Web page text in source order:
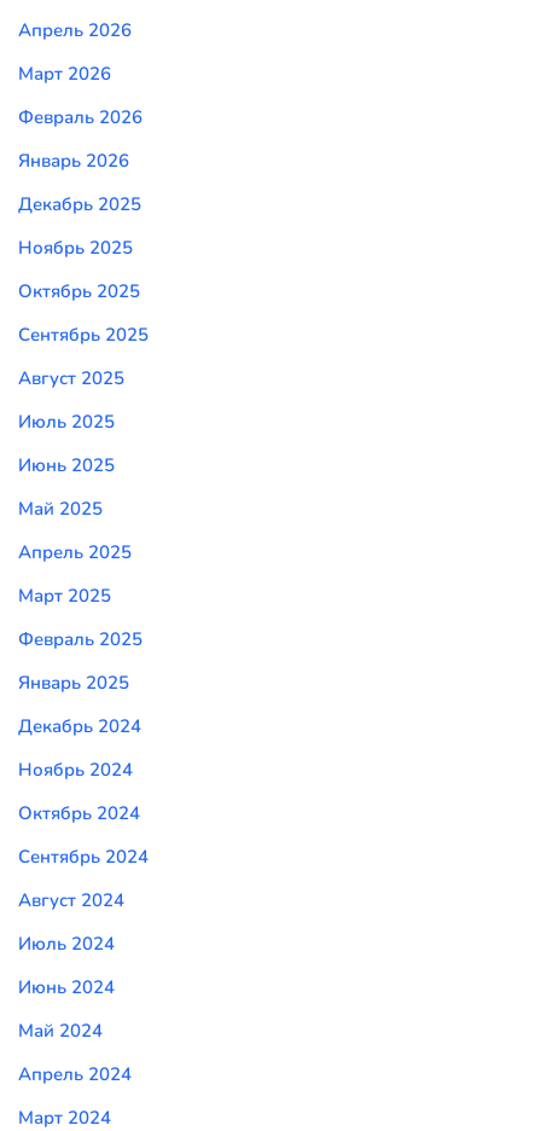
Апрель 2026
Март 2026
Февраль 2026
Январь 2026
Декабрь 2025
Ноябрь 2025
Октябрь 2025
Сентябрь 2025
Август 2025
Июль 2025
Июнь 2025
Май 2025
Апрель 2025
Март 2025
Февраль 2025
Январь 2025
Декабрь 2024
Ноябрь 2024
Октябрь 2024
Сентябрь 2024
Август 2024
Июль 2024
Июнь 2024
Май 2024
Апрель 2024
Март 2024